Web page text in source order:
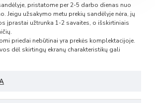
pristatome per 2-5 darbo dienas nuo
Jeigu užsakymo metu prekių sandėlyje nėra, jų
įprastai užtrunka 1-2 savaites, o išskirtiniais
priedai nebūtinai yra prekės komplektacijoje.
dėl skirtingų ekranų charakteristikų gali